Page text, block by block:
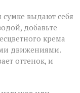
выдают себя
добавьте
крема
движениями.
оттенок, и